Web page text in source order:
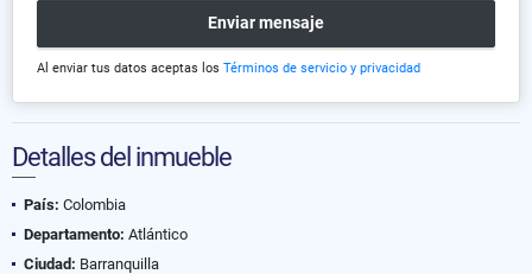
Enviar mensaje
Al enviar tus datos aceptas los Términos de servicio y privacidad
Detalles del inmueble
País: Colombia
Departamento: Atlántico
Ciudad: Barranquilla